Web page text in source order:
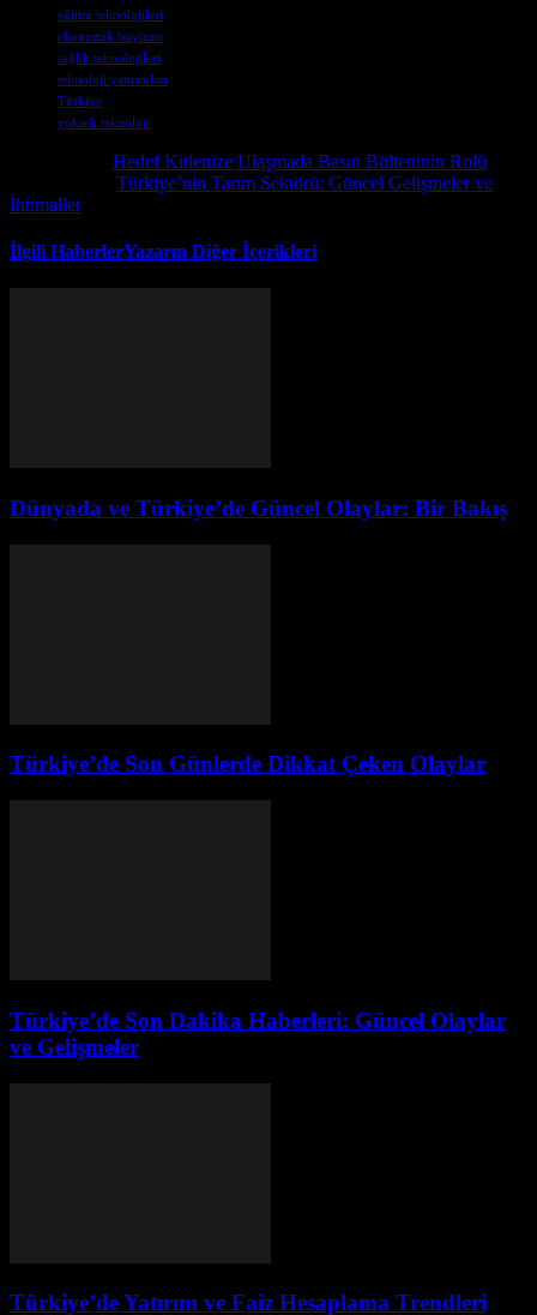
eğitim teknolojileri
ekonomik büyüme
sağlık teknolojileri
teknoloji yatırımları
Türkiye
yüksek teknoloji
Hedef Kitlenize Ulaşmada Basın Bülteninin Rolü
Türkiye’nin Tarım Sektörü: Güncel Gelişmeler ve
İhtimaller
İlgili HaberlerYazarın Diğer İçerikleri
Dünyada ve Türkiye’de Güncel Olaylar: Bir Bakış
Türkiye’de Son Günlerde Dikkat Çeken Olaylar
Türkiye’de Son Dakika Haberleri: Güncel Olaylar
ve Gelişmeler
Türkiye’de Yatırım ve Faiz Hesaplama Trendleri